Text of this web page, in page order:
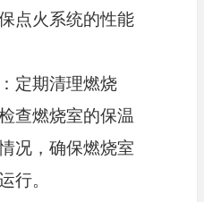
点火系统的性能
定期清理燃烧
查燃烧室的保温
况，确保燃烧室
行。